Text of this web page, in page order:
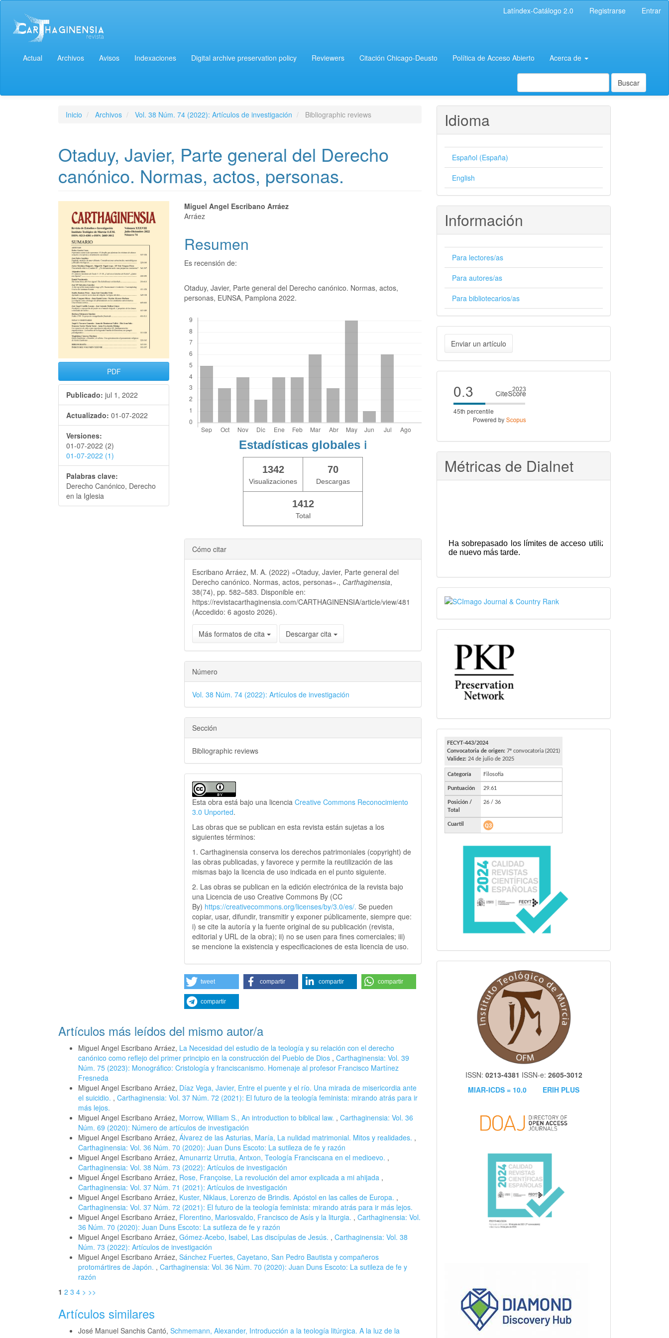
Latíndex-Catálogo 2.0 Registrarse Entrar
Actual Archivos Avisos Indexaciones Digital archive preservation policy Reviewers Citación Chicago-Deusto Política de Acceso Abierto Acerca de
Buscar
Inicio Archivos Vol. 38 Núm. 74 (2022): Artículos de investigación Bibliographic reviews
Otaduy, Javier, Parte general del Derecho
canónico. Normas, actos, personas.
PDF
Publicado: jul 1, 2022
Actualizado: 01-07-2022
Versiones:
01-07-2022 (2)
01-07-2022 (1)
Palabras clave:
Derecho Canónico, Derecho
en la Iglesia
Miguel Angel Escribano Arráez
Arráez
Resumen
Es recensión de:
Otaduy, Javier, Parte general del Derecho canónico. Normas, actos,
personas, EUNSA, Pamplona 2022.
Estadísticas globales ℹ️
1342
Visualizaciones
70
Descargas
1412
Total
Cómo citar
Escribano Arráez, M. A. (2022) «Otaduy, Javier, Parte general del
Derecho canónico. Normas, actos, personas»., Carthaginensia,
38(74), pp. 582–583. Disponible en:
https://revistacarthaginensia.com/CARTHAGINENSIA/article/view/481
(Accedido: 6 agosto 2026).
Más formatos de cita Descargar cita
Número
Vol. 38 Núm. 74 (2022): Artículos de investigación
Sección
Bibliographic reviews
Esta obra está bajo una licenciaCreative Commons Reconocimiento
3.0 Unported.
Las obras que se publican en esta revista están sujetas a los
siguientes términos:
1. Carthaginensia conserva los derechos patrimoniales (copyright) de
las obras publicadas, y favorece y permite la reutilización de las
mismas bajo la licencia de uso indicada en el punto siguiente.
2. Las obras se publican en la edición electrónica de la revista bajo
una Licencia de uso Creative Commons By (CC
By) https://creativecommons.org/licenses/by/3.0/es/.Se pueden
copiar, usar, difundir, transmitir y exponer públicamente, siempre que:
i) se cite la autoría y la fuente original de su publicación (revista,
editorial y URL de la obra); ii) no se usen para fines comerciales; iii)
se mencione la existencia y especificaciones de esta licencia de uso.
tweet compartir compartir compartir
compartir
Artículos más leídos del mismo autor/a
Miguel Angel Escribano Arráez, La Necesidad del estudio de la teología y su relación con el derecho
canónico como reflejo del primer principio en la construcción del Pueblo de Dios , Carthaginensia: Vol. 39
Núm. 75 (2023): Monográfico: Cristología y franciscanismo. Homenaje al profesor Francisco Martínez
Fresneda
Miguel Angel Escribano Arráez, Díaz Vega, Javier, Entre el puente y el río. Una mirada de misericordia ante
el suicidio. , Carthaginensia: Vol. 37 Núm. 72 (2021): El futuro de la teología feminista: mirando atrás para ir
más lejos.
Miguel Angel Escribano Arráez, Morrow, William S., An introduction to biblical law. , Carthaginensia: Vol. 36
Núm. 69 (2020): Número de artículos de investigación
Miguel Angel Escribano Arráez, Álvarez de las Asturias, María, La nulidad matrimonial. Mitos y realidades. ,
Carthaginensia: Vol. 36 Núm. 70 (2020): Juan Duns Escoto: La sutileza de fe y razón
Miguel Angel Escribano Arráez, Amunarriz Urrutia, Antxon, Teología Franciscana en el medioevo. ,
Carthaginensia: Vol. 38 Núm. 73 (2022): Artículos de investigación
Miguel Ángel Escribano Arráez, Rose, Françoise, La revolución del amor explicada a mi ahijada ,
Carthaginensia: Vol. 37 Núm. 71 (2021): Artículos de investigación
Miguel Angel Escribano Arráez, Kuster, Niklaus, Lorenzo de Brindis. Apóstol en las calles de Europa. ,
Carthaginensia: Vol. 37 Núm. 72 (2021): El futuro de la teología feminista: mirando atrás para ir más lejos.
Miguel Angel Escribano Arráez, Florentino, Mariosvaldo, Francisco de Asís y la liturgia. , Carthaginensia: Vol.
36 Núm. 70 (2020): Juan Duns Escoto: La sutileza de fe y razón
Miguel Angel Escribano Arráez, Gómez-Acebo, Isabel, Las discípulas de Jesús. , Carthaginensia: Vol. 38
Núm. 73 (2022): Artículos de investigación
Miguel Angel Escribano Arráez, Sánchez Fuertes, Cayetano, San Pedro Bautista y compañeros
protomártires de Japón. , Carthaginensia: Vol. 36 Núm. 70 (2020): Juan Duns Escoto: La sutileza de fe y
razón
1 2 3 4 > >>
Artículos similares
José Manuel Sanchis Cantó, Schmemann, Alexander, Introducción a la teología litúrgica. A la luz de la
Idioma
Español (España)
English
Información
Para lectores/as
Para autores/as
Para bibliotecarios/as
Enviar
un
artículo
Enviar un artículo
Cite
score
Métricas de Dialnet
SJR
PKP
FECYT
ISSN: 0213-4381 ISSN-e: 2605-3012
MIAR-ICDS = 10.0
ERIH PLUS